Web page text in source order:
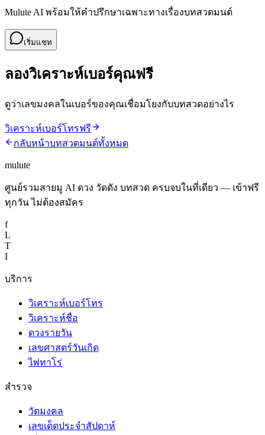
Mulute AI พร้อมให้คำปรึกษาเฉพาะทางเรื่องบทสวดมนต์
เริ่มแชท
ลองวิเคราะห์เบอร์คุณฟรี
ดูว่าเลขมงคลในเบอร์ของคุณเชื่อมโยงกับบทสวดอย่างไร
วิเคราะห์เบอร์โทรฟรี
กลับหน้าบทสวดมนต์ทั้งหมด
mulute
ศูนย์รวมสายมู AI ดวง วัดดัง บทสวด ครบจบในที่เดียว — เข้าฟรี
ทุกวัน ไม่ต้องสมัคร
f
L
T
I
บริการ
วิเคราะห์เบอร์โทร
วิเคราะห์ชื่อ
ดวงรายวัน
เลขศาสตร์วันเกิด
ไพ่ทาโร่
สำรวจ
วัดมงคล
เลขเด็ดประจำสัปดาห์